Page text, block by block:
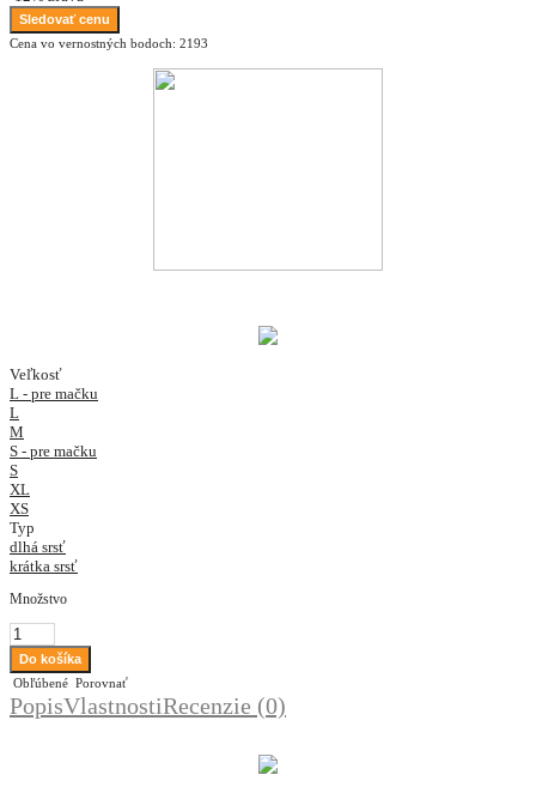
Sledovať cenu
Cena vo vernostných bodoch: 2193
Veľkosť
L - pre mačku
L
M
S - pre mačku
S
XL
XS
Typ
dlhá srsť
krátka srsť
Množstvo
Obľúbené Porovnať
PopisVlastnostiRecenzie (0)